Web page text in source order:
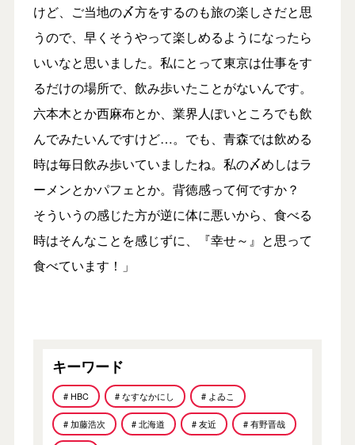
けど、ご当地の〆方をするのも旅の楽しさだと思
うので、早くそうやって楽しめるようになったら
いいなと思いました。私にとって東京は仕事をす
るだけの場所で、飲み歩いたことがないんです。
六本木とか西麻布とか、業界人ぽいところでも飲
んでみたいんですけど…。でも、青森では飲める
時は毎日飲み歩いていましたね。私の〆めしはラ
ーメンとかパフェとか。背徳感って何ですか？
そういうの感じた方が逆に体に悪いから、食べる
時はそんなことを感じずに、『幸せ～』と思って
食べています！」
キーワード
# HBC # なすなかにし # よゐこ
# 加藤浩次 # 北海道 # 友近 # 有野晋哉